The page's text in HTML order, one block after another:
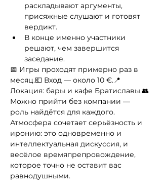
раскладывают аргументы,
присяжные слушают и готовят
вердикт.
В конце именно участники
решают, чем завершится
заседание.
📅 Игры проходят примерно раз в
месяц.💶 Вход — около 10 €.📍
Локация: бары и кафе Братиславы.👥
Можно прийти без компании —
роль найдётся для каждого.
Атмосфера сочетает серьёзность и
иронию: это одновременно и
интеллектуальная дискуссия, и
весёлое времяпрепровождение,
которое точно не оставит вас
равнодушными.